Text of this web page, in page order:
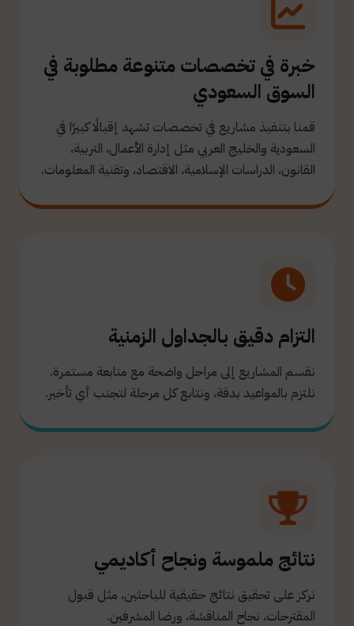
خبرة في تخصصات متنوعة مطلوبة في
السوق السعودي
قمنا بتنفيذ مشاريع في تخصصات تشهد إقبالًا كبيرًا في
السعودية والخليج العربي مثل إدارة الأعمال، التربية،
القانون، الدراسات الإسلامية، الاقتصاد، وتقنية المعلومات.
التزام دقيق بالجداول الزمنية
نقسم المشاريع إلى مراحل واضحة مع متابعة مستمرة.
نلتزم بالمواعيد بدقة، ونتابع كل مرحلة لتجنب أي تأخير.
نتائج ملموسة ونجاح أكاديمي
نركز على تحقيق نتائج حقيقية للباحثين، مثل قبول
المقترحات، نجاح المناقشة، ورضا المشرفين.